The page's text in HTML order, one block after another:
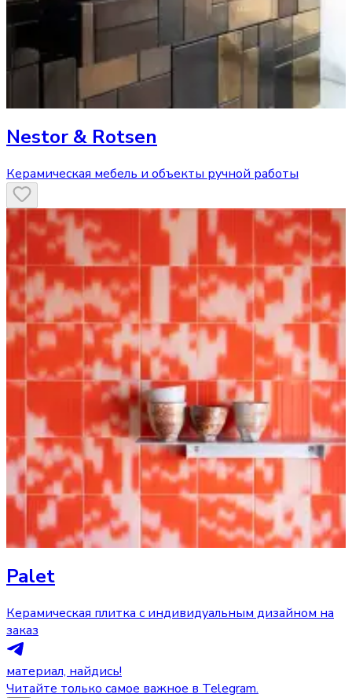
Nestor & Rotsen
Керамическая мебель и объекты ручной работы
Palet
Керамическая плитка с индивидуальным дизайном на
заказ
материал, найдись!
Читайте только самое важное в Telegram.